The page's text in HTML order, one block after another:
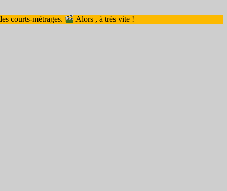
courts-métrages.
Alors , à très vite !